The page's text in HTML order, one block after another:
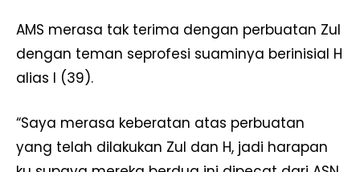
AMS merasa tak terima dengan perbuatan Zul
dengan teman seprofesi suaminya berinisial H
alias I (39).
“Saya merasa keberatan atas perbuatan
yang telah dilakukan Zul dan H, jadi harapan